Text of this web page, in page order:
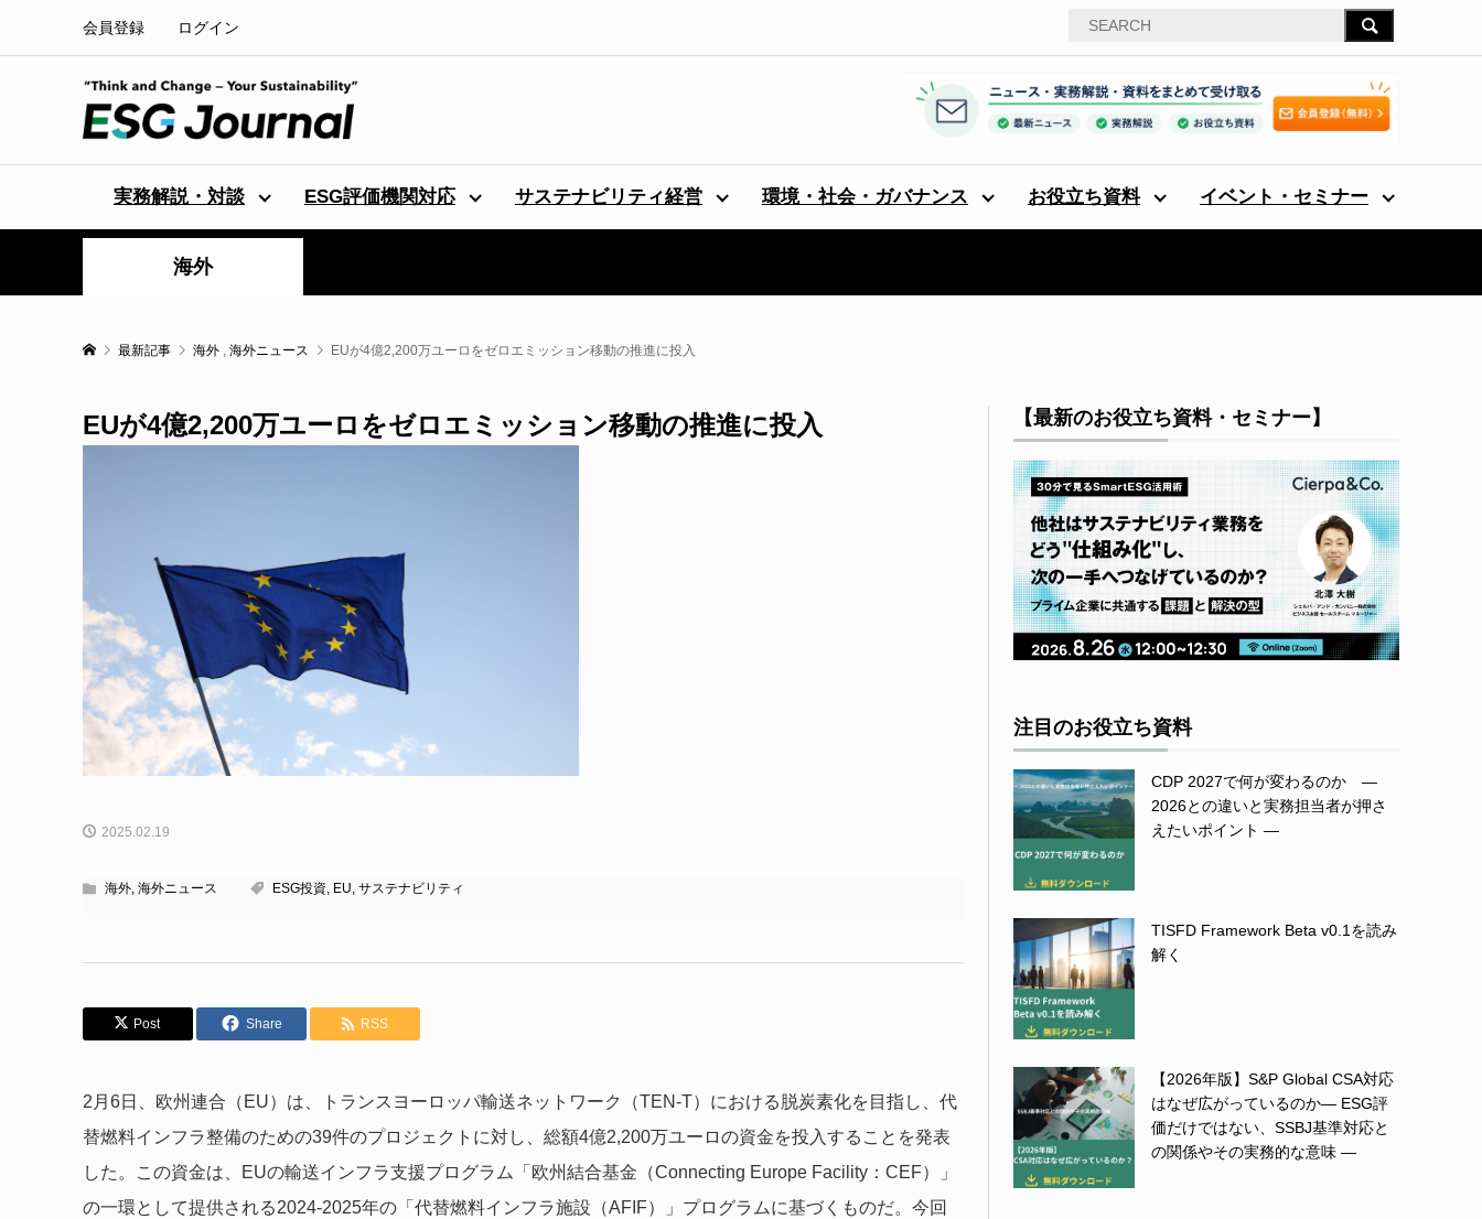
会員登録 ログイン
実務解説・対談 ESG評価機関対応 サステナビリティ経営 環境・社会・ガバナンス お役立ち資料 イベント・セミナー
海外
最新記事 海外 , 海外ニュース EUが4億2,200万ユーロをゼロエミッション移動の推進に投入
EUが4億2,200万ユーロをゼロエミッション移動の推進に投入
2025.02.19
海外, 海外ニュース ESG投資, EU, サステナビリティ
Post Share RSS
2月6日、欧州連合（EU）は、トランスヨーロッパ輸送ネットワーク（TEN-T）における脱炭素化を目指し、代
替燃料インフラ整備のための39件のプロジェクトに対し、総額4億2,200万ユーロの資金を投入することを発表
した。この資金は、EUの輸送インフラ支援プログラム「欧州結合基金（Connecting Europe Facility：CEF）」
の一環として提供される2024-2025年の「代替燃料インフラ施設（AFIF）」プログラムに基づくものだ。今回
【最新のお役立ち資料・セミナー】
注目のお役立ち資料
CDP 2027で何が変わるのか ―
2026との違いと実務担当者が押さ
えたいポイント ―
TISFD Framework Beta v0.1を読み
解く
【2026年版】S&P Global CSA対応
はなぜ広がっているのか― ESG評
価だけではない、SSBJ基準対応と
の関係やその実務的な意味 ―